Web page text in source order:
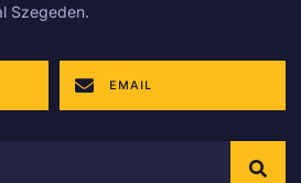
Szegeden.
EMAIL